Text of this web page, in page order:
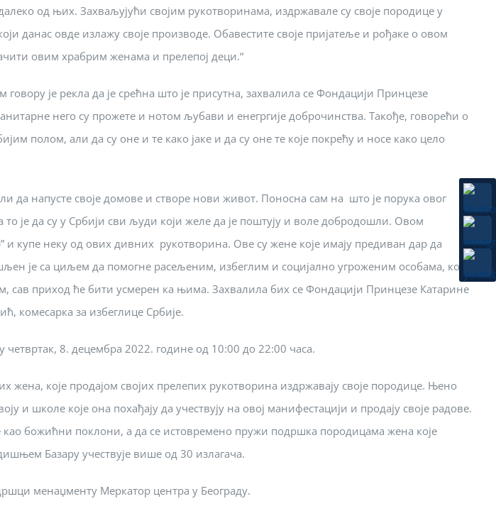
од њих. Захваљујући својим рукотворинама, издржавале су своје породице у
данас овде излажу своје производе. Обавестите своје пријатеље и рођаке о овом
овим храбрим женама и прелепој деци.“
је рекла да је срећна што је присутна, захвалила се Фондацији Принцезе
него су прожете и нотом љубави и енегргије доброчинства. Такође, говорећи о
полом, али да су оне и те како јаке и да су оне те које покрећу и носе како цело
да напусте своје домове и створе нови живот. Поносна сам на што је порука овог
је да су у Србији сви људи који желе да је поштују и воле добродошли. Овом
купе неку од ових дивних рукотворина. Ове су жене које имају предиван дар да
је са циљем да помогне расељеним, избеглим и социјално угроженим особама, које
сав приход ће бити усмерен ка њима. Захвалила бих се Фондацији Принцезе Катарине
комесарка за избеглице Србије.
8. децембра 2022. године од 10:00 до 22:00 часа.
које продајом својих прелепих рукотворина издржавају своје породице. Њено
и школе које она похађају да учествују на овој манифестацији и продају своје радове.
као божићни поклони, а да се истовремено пружи подршка породицама жена које
Базару учествује више од 30 излагача.
менаџменту Меркатор центра у Београду.